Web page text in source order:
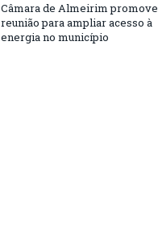
Câmara de Almeirim promove
reunião para ampliar acesso à
energia no município